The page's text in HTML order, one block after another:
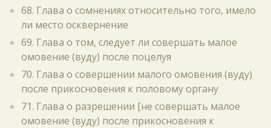
68. Глава о сомнениях относительно того, имело
ли место осквернение
69. Глава о том, следует ли совершать малое
омовение (вуду) после поцелуя
70. Глава о совершении малого омовения (вуду)
после прикосновения к половому органу
71. Глава о разрешении [не совершать малое
омовение (вуду) после прикосновения к